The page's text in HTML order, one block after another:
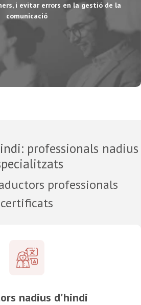
i evitar errors en la gestió de la
comunicació
: professionals nadius
professionals
certificats
nadius d'hindi